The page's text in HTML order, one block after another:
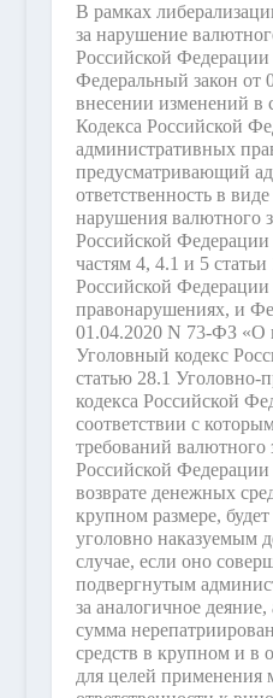
В рамках
за нарушение
Российской
Федеральный закон
внесении изменений в
Кодекса Российской
административных
предусматривающий
ответственность в
нарушения валютного
Российской Федерации
частям 4, 4.1 и 5
Российской
правонарушениях, и
01.04.2020 N 73-ФЗ «О
Уголовный кодекс
статью 28.1 Уголовно-
кодекса Российской
соответствии с
требований валютного
Российской
возврате денежных
крупном размере, будет
уголовно наказуемым
случае, если оно
подвергнутым
за аналогичное
сумма
средств в крупном и в
для целей применения